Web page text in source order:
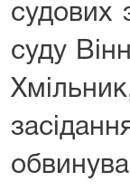
судових
суду